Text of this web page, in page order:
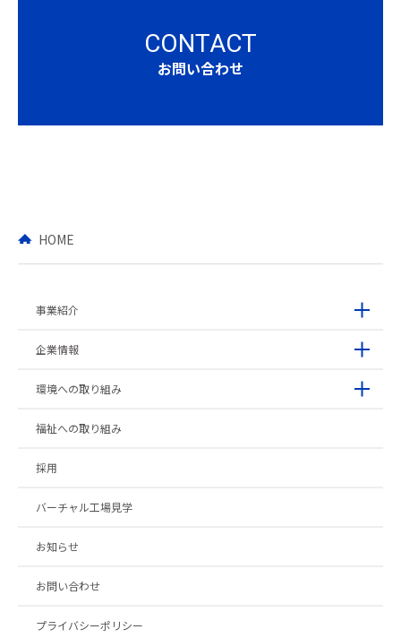
CONTACT
お問い合わせ
HOME
事業紹介
企業情報
環境への取り組み
福祉への取り組み
採用
バーチャル工場見学
お知らせ
お問い合わせ
プライバシーポリシー